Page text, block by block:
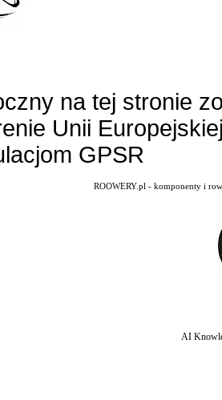
na tej stronie
Unii
GPSR
ROOWERY.pl - komponenty i
AI